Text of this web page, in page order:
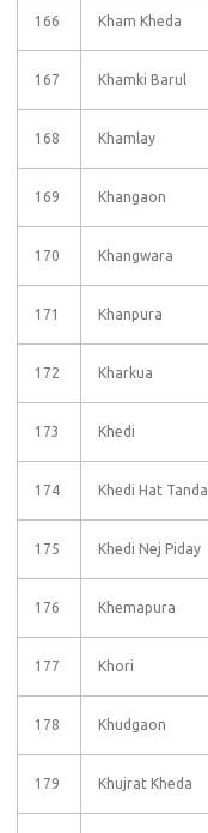
166 Kham Kheda
167 Khamki Barul
168 Khamlay
169 Khangaon
170 Khangwara
171 Khanpura
172 Kharkua
173 Khedi
174 Khedi Hat Tanda
175 Khedi Nej Piday
176 Khemapura
177 Khori
178 Khudgaon
179 Khujrat Kheda